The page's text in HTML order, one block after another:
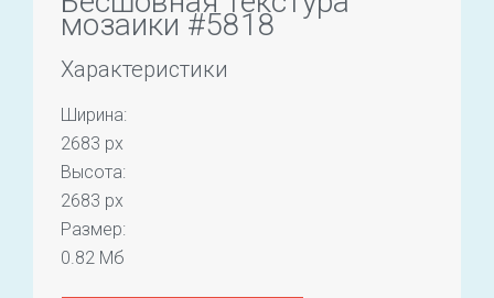
мозаики #5818
Характеристики
Ширина:
2683 px
Высота:
2683 px
Размер:
0.82 Мб